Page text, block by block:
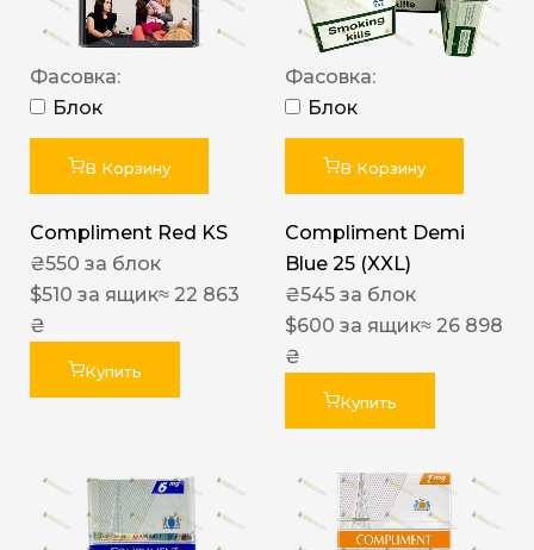
Фасовка:
Блок
В Корзину
Compliment Red KS
₴550 за блок
$510 за ящик≈ 22 863
₴
Купить
Фасовка:
Блок
В Корзину
Compliment Demi
Blue 25 (XXL)
₴545 за блок
$600 за ящик≈ 26 898
₴
Купить